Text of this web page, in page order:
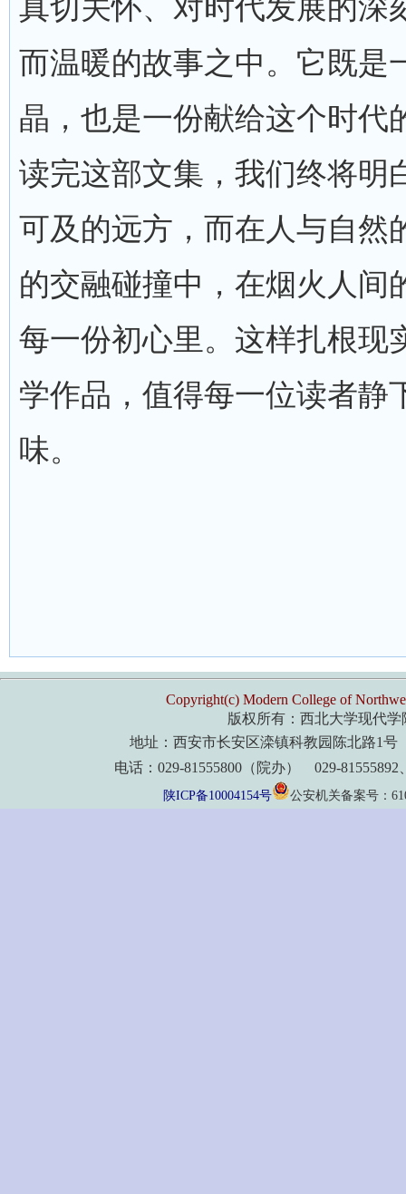
真切关怀、对时代发展的深
而温暖的故事之中。它既是
晶，也是一份献给这个时代
读完这部文集，我们终将明
可及的远方，而在人与自然
的交融碰撞中，在烟火人间
每一份初心里。这样扎根现
学作品，值得每一位读者静
味。
Copyright(c) Modern College of
版权所有：西北大学现代学
地址：西安市长安区滦镇科教园陈北路1
电话：029-81555800（院办） 029-81555892
陕ICP备10004154号 公安机关备案号：